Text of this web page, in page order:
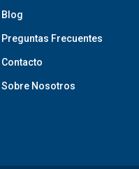
Blog
Preguntas Frecuentes
Contacto
Sobre Nosotros